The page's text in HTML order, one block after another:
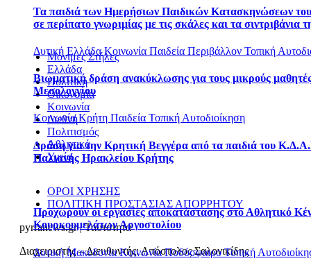
Τα παιδιά των Ημερήσιων Παιδικών Κατασκηνώσεων
σε περίπατο γνωριμίας με τις σκάλες και τα σιντριβάνια
Δυτική ΕλλάδαΚοινωνία Παιδεία Περιβάλλον Τοπική
Βιωματική δράση ανακύκλωσης για τους μικρούς
Μεσολογγίου
ΚοινωνίαΚρήτη Παιδεία Τοπική Αυτοδιοίκηση
Δράση για την Κρητική Βεγγέρα από τα παιδιά του
Παλιανής Ηρακλείου Κρήτης
Προχωρούν οι εργασίες αποκατάστασης στο Αθλητικό
Κουρκουμελάτων Αργοστολίου
Δυτική ΜακεδονίαΚοινωνίαΠοδόσφαιροΤοπική
Μόνιμες Στήλες
Ελλάδα
Πολιτική
Οικονομία
Κοινωνία
Διεθνή
Πολιτισμός
Αθλητικά
Υγεία
ΟΡΟΙ ΧΡΗΣΗΣ
ΠΟΛΙΤΙΚΗ ΠΡΟΣΤΑΣΙΑΣ ΑΠΟΡΡΗΤΟΥ
pyrranews.gr | Ταυτότητα
Διαχειριστής – Διευθυντής: Απόστολος Σαλονικίδης